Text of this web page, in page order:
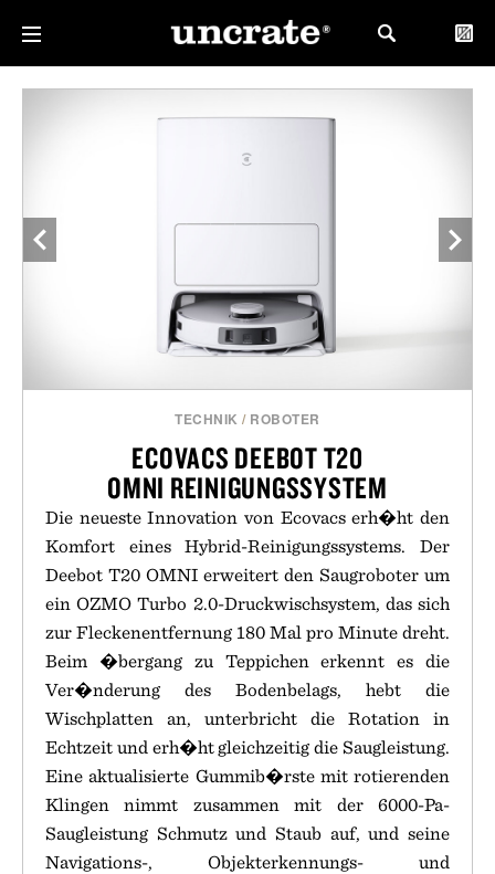
TECHNIK / ROBOTER
ECOVACS DEEBOT T20
OMNI REINIGUNGSSYSTEM
Die neueste Innovation von Ecovacs erh�ht den
Komfort eines Hybrid-Reinigungssystems. Der
Deebot T20 OMNI erweitert den Saugroboter um
ein OZMO Turbo 2.0-Druckwischsystem, das sich
zur Fleckenentfernung 180 Mal pro Minute dreht.
Beim �bergang zu Teppichen erkennt es die
Ver�nderung des Bodenbelags, hebt die
Wischplatten an, unterbricht die Rotation in
Echtzeit und erh�ht gleichzeitig die Saugleistung.
Eine aktualisierte Gummib�rste mit rotierenden
Klingen nimmt zusammen mit der 6000-Pa-
Saugleistung Schmutz und Staub auf, und seine
Navigations-, Objekterkennungs- und